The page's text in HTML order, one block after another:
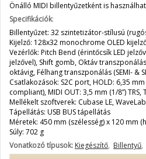
Önálló MIDI billentyűzetként is
Specifikációk:
Billentyűzet: 32 szintetizátor-stílusú
Kijelző: 128x32 monochrome OLED
Vezérlők: Pitch Bend (érintőcsík LED
jelzővel), Shift gomb, Oktáv
oktávig, Félhang transzponálás (SEMI- &
Csatlakozások: S2C port, HOLD: 6,35 mm
compliant), MIDI OUT: 3,5 mm (1/8”) TRS,
Mellékelt szoftverek: Cubase LE,
Tápellátás: USB BUS tápellátás
Méretek: 450 mm (szélesség) x 120 mm
Súly: 702 g
Vonatkozó típusok: Kiegészítő, Billentyű,